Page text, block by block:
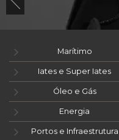
Marítimo
Iates e Super Iates
Óleo e Gás
Energia
Portos e Infraestrutura